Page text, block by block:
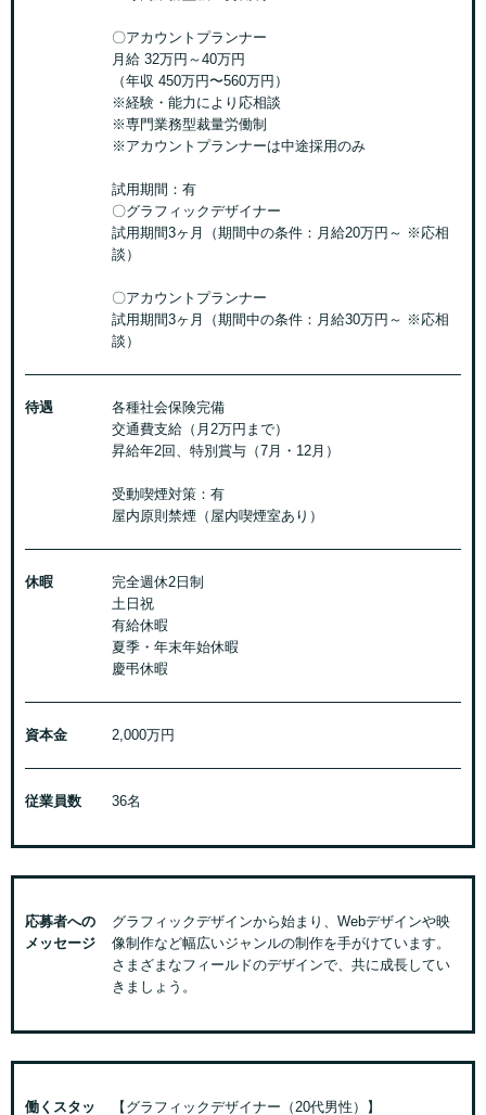
〇アカウントプランナー
月給 32万円～40万円
（年収 450万円〜560万円）
※経験・能力により応相談
※専門業務型裁量労働制
※アカウントプランナーは中途採用のみ
試用期間：有
〇グラフィックデザイナー
試用期間3ヶ月（期間中の条件：月給20万円～ ※応相
談）
〇アカウントプランナー
試用期間3ヶ月（期間中の条件：月給30万円～ ※応相
談）
待遇
各種社会保険完備
交通費支給（月2万円まで）
昇給年2回、特別賞与（7月・12月）
受動喫煙対策：有
屋内原則禁煙（屋内喫煙室あり）
休暇
完全週休2日制
土日祝
有給休暇
夏季・年末年始休暇
慶弔休暇
資本金 2,000万円
従業員数 36名
応募者への
メッセージ
グラフィックデザインから始まり、Webデザインや映
像制作など幅広いジャンルの制作を手がけています。
さまざまなフィールドのデザインで、共に成長してい
きましょう。
働くスタッ 【グラフィックデザイナー（20代男性）】